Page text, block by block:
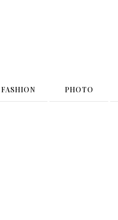
FASHION PHOTO